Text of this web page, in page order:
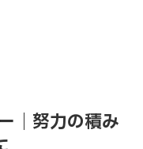
｜努力の積み